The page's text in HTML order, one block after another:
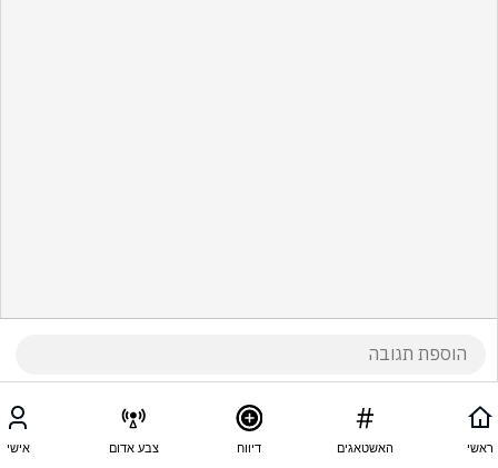
ראשי האשטאגים דיווח צבע אדום אישי